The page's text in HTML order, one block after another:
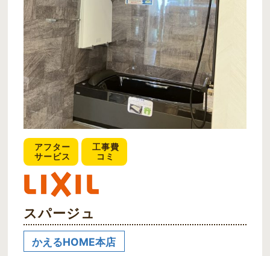
アフター
サービス
工事費
コミ
スパージュ
かえるHOME本店